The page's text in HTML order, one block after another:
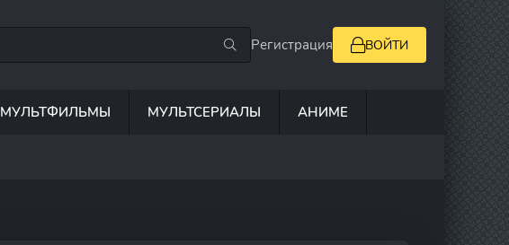
Регистрация ВОЙТИ
МУЛЬТФИЛЬМЫ МУЛЬТСЕРИАЛЫ АНИМЕ